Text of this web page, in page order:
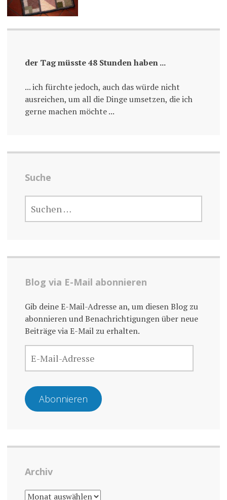
der Tag müsste 48 Stunden haben ...
... ich fürchte jedoch, auch das würde nicht
ausreichen, um all die Dinge umsetzen, die ich
gerne machen möchte ...
Suche
NACH:
Blog via E-Mail abonnieren
Gib deine E-Mail-Adresse an, um diesen Blog zu
abonnieren und Benachrichtigungen über neue
Beiträge via E-Mail zu erhalten.
MAIL-
ADRESSE
Abonnieren
Archiv
ARCHIV